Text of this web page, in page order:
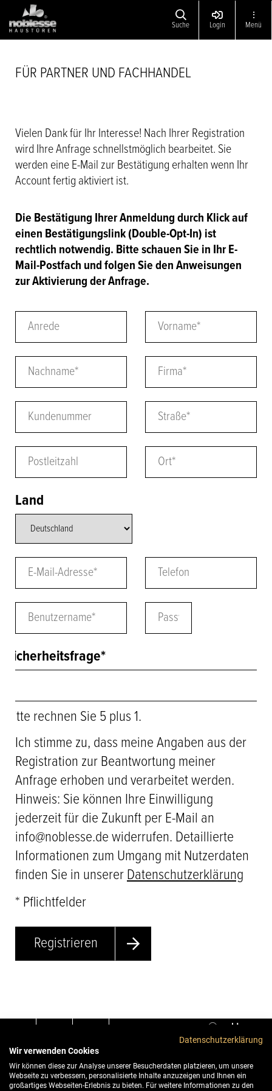
Suche Login Menü
FÜR PARTNER UND FACHHANDEL
Vielen Dank für Ihr Interesse! Nach Ihrer Registration
wird Ihre Anfrage schnellstmöglich bearbeitet. Sie
werden eine E-Mail zur Bestätigung erhalten wenn Ihr
Account fertig aktiviert ist.
Die Bestätigung Ihrer Anmeldung durch Klick auf
einen Bestätigungslink (Double-Opt-In) ist
rechtlich notwendig. Bitte schauen Sie in Ihr E-
Mail-Postfach und folgen Sie den Anweisungen
zur Aktivierung der Anfrage.
Anrede Vorname*
Nachname* Firma*
Kundenummer Straße*
Postleitzahl Ort*
Land
Mail-
Adresse*
Telefon
Benutzername Passwort
Pflichtfeld
Sicherheitsfrage*
Bitte rechnen Sie 5 plus 1.
Ich stimme zu, dass meine Angaben aus der
Registration zur Beantwortung meiner
Anfrage erhoben und verarbeitet werden.
Hinweis: Sie können Ihre Einwilligung
jederzeit für die Zukunft per E-Mail an
info@noblesse.de widerrufen. Detaillierte
Informationen zum Umgang mit Nutzerdaten
finden Sie in unsererDatenschutzerklärung
* Pflichtfelder
Registrieren
© 2026. noblesse. Alle Rechte vorbehalten.Cookie
Datenschutzerklärung
Wir verwenden Cookies
Wir können diese zur Analyse unserer Besucherdaten platzieren, um unsere
Webseite zu verbessern, personalisierte Inhalte anzuzeigen und Ihnen ein
großartiges Webseiten-Erlebnis zu bieten. Für weitere Informationen zu den